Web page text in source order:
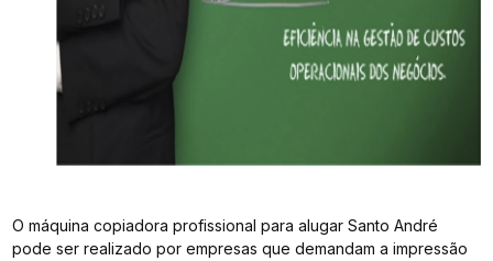
O máquina copiadora profissional para alugar Santo André
pode ser realizado por empresas que demandam a impressão